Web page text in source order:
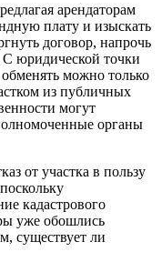
арендаторам
плату и изыскать
договор, напрочь
С юридической точки
можно только
из публичных
могут
органы
от участка в пользу
кадастрового
уже обошлись
существует ли